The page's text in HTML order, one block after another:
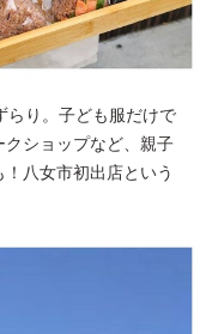
らり。子ども服だけで
ショップなど、親子
八女市初出店という